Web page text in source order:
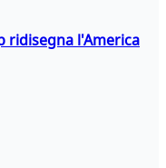
ridisegna l'America